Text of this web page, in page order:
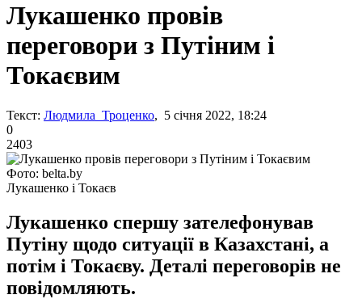
Лукашенко провів
переговори з Путіним і
Токаєвим
Текст: Людмила Троценко, 5 січня 2022, 18:24
0
2403
Фото: belta.by
Лукашенко і Токаєв
Лукашенко спершу зателефонував
Путіну щодо ситуації в Казахстані, а
потім і Токаєву. Деталі переговорів не
повідомляють.